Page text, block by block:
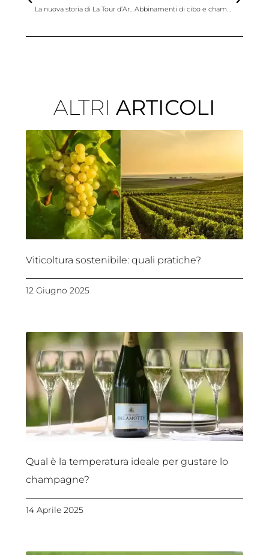
La nuova storia di La Tour d’Argent Abbinamenti di cibo e champagne per le festività natalizie
ALTRI ARTICOLI
Viticoltura sostenibile: quali pratiche?
12 Giugno 2025
Qual è la temperatura ideale per gustare lo
champagne?
14 Aprile 2025